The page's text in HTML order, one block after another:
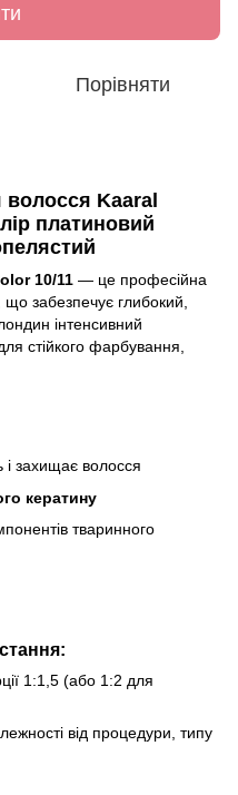
Порівняти
Kaaral
платиновий
10/11 — це професійна
, що забезпечує глибокий,
інтенсивний
стійкого фарбування,
і захищає волосся
кератину
тваринного
1:1,5 (або 1:2 для
від процедури, типу